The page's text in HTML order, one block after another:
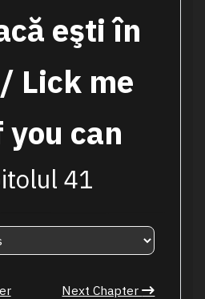
eşti în
Lick me
can
41
Next Chapter